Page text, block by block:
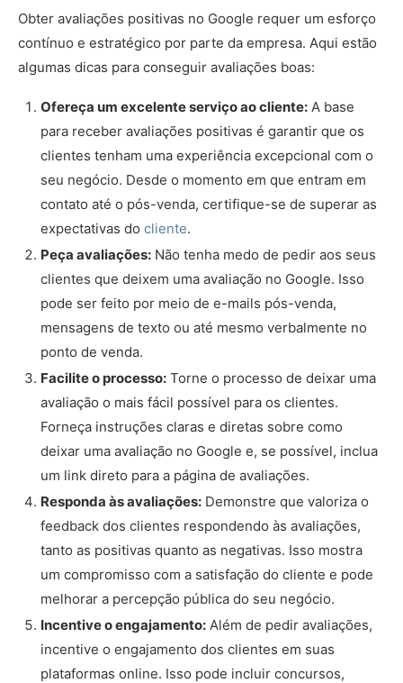
Obter avaliações positivas no Google requer um esforço
contínuo e estratégico por parte da empresa. Aqui estão
algumas dicas para conseguir avaliações boas:
Ofereça um excelente serviço ao cliente: A base
para receber avaliações positivas é garantir que os
clientes tenham uma experiência excepcional com o
seu negócio. Desde o momento em que entram em
contato até o pós-venda, certifique-se de superar as
expectativas do cliente.
Peça avaliações: Não tenha medo de pedir aos seus
clientes que deixem uma avaliação no Google. Isso
pode ser feito por meio de e-mails pós-venda,
mensagens de texto ou até mesmo verbalmente no
ponto de venda.
Facilite o processo: Torne o processo de deixar uma
avaliação o mais fácil possível para os clientes.
Forneça instruções claras e diretas sobre como
deixar uma avaliação no Google e, se possível, inclua
um link direto para a página de avaliações.
Responda às avaliações: Demonstre que valoriza o
feedback dos clientes respondendo às avaliações,
tanto as positivas quanto as negativas. Isso mostra
um compromisso com a satisfação do cliente e pode
melhorar a percepção pública do seu negócio.
Incentive o engajamento: Além de pedir avaliações,
incentive o engajamento dos clientes em suas
plataformas online. Isso pode incluir concursos,